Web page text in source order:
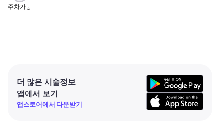
주차가능
더 많은 시술정보
앱에서 보기
앱스토어에서 다운받기